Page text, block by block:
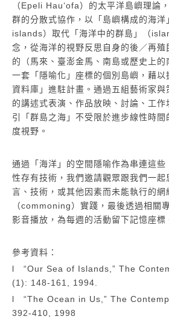
（Epeli Hau‘ofa）的太平洋島嶼理論
群的分散式協作，以「島嶼構成的海
islands）取代「海洋中的群島」（
念，從海洋的視野反思自身的後／再
的（馬來、臺澎金馬、南島或歷史上
一套「隱喻化」座標的個別島嶼，藉
資料庫」進駐計畫。通過五組藝術家
的講述式表演、作品放映、討論、工
引「群島之海」不受限於進步線性時間
度視野。
通過「海洋」的空間隱喻作為串連這
性存有技術，我們邀請觀眾跟我們一起
言、技術，或其他因素而未能執行的網
（commoning）實踐，最後透過相關
影音播放，為每週的活動留下記憶座標
參考資料：
l “Our Sea of Islands,” The
(1): 148-161, 1994.
l “The Ocean in Us,” The
392-410, 1998